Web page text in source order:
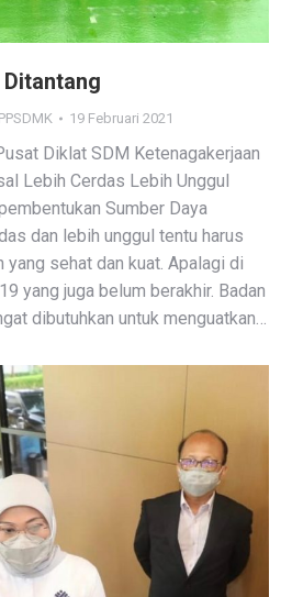
19 Februari 2021
Diklat SDM Ketenagakerjaan
Lebih Cerdas Lebih Unggul
Sumber Daya
dan lebih unggul tentu harus
yang sehat dan kuat. Apalagi di
yang juga belum berakhir. Badan
dibutuhkan untuk menguatkan…